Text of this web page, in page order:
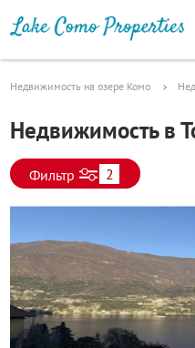
Недвижимость на озере Комо
Недвижимость в
Фильтр 2